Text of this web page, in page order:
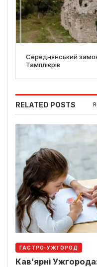
Середнянський замок:
Тамплієрів
RELATED POSTS
ГАСТРО-УЖГОРОД
Кав’ярні